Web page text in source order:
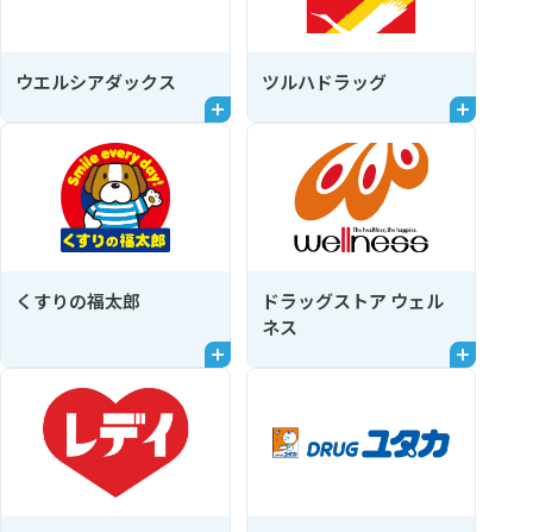
ウエルシアダックス ツルハドラッグ
くすりの福太郎
ドラッグストア ウェル
ネス